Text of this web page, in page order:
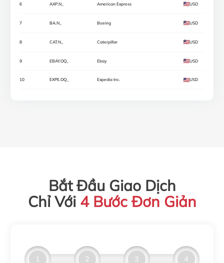
6 AXP.N_ American Express USD
7 BA.N_ Boeing USD
8 CAT.N_ Caterpillar USD
9 EBAY.OQ_ Ebay USD
10 EXPE.OQ_ Expedia Inc. USD
Lockheed Martin Corp USD
Bắt Đầu Giao Dịch
Chỉ Với 4 Bước Đơn Giản
1 2 3 4